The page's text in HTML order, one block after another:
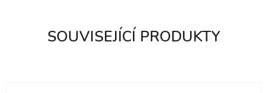
SOUVISEJÍCÍ PRODUKTY